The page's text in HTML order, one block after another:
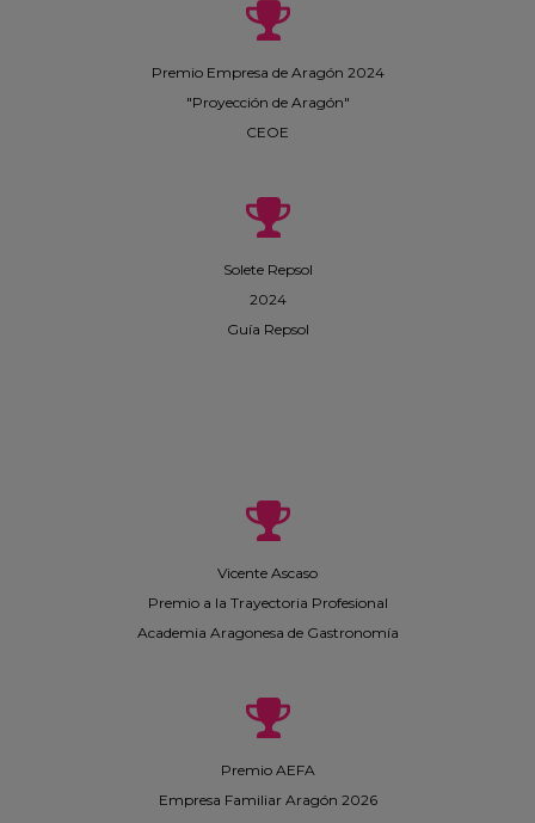
Premio Empresa de Aragón 2024
"Proyección de Aragón"
CEOE
Solete Repsol
2024
Guía Repsol
Vicente Ascaso
Premio a la Trayectoria Profesional
Academia Aragonesa de Gastronomía
Premio AEFA
Empresa Familiar Aragón 2026